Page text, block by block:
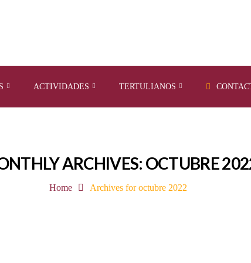
ACTIVIDADES TERTULIANOS
ARCHIVES: OCTUBRE
Home Archives for octubre 2022